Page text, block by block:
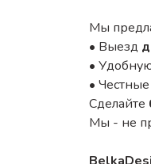
Мы
• Выезд
•
•
Сделайте
Мы - не